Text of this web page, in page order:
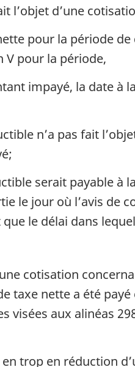
d’une
pour la période
V pour la période,
impayé, la date à
n’a pas fait
serait payable à
le jour où l’avis de
le délai dans
cotisation
taxe nette a été
visées aux alinéas
trop en réduction